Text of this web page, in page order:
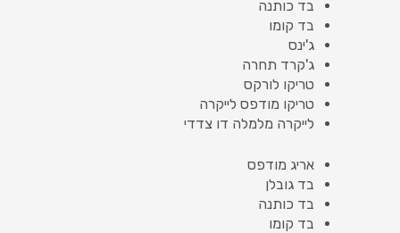
בד כותנה
בד קומו
ג'ינס
ג'קרד תחרה
טריקו לורקס
טריקו מודפס לייקרה
לייקרה מלמלה דו צדדי
אריג מודפס
בד גובלן
בד כותנה
בד קומו